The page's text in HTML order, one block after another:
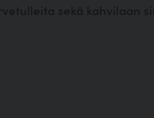
sekä kahvilaan